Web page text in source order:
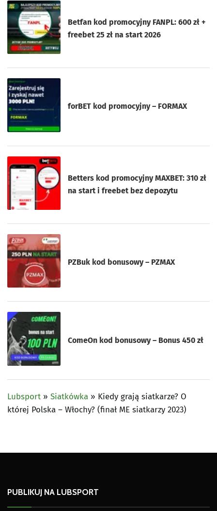
Betfan kod promocyjny FANPL: 600 zł +
freebet 25 zł na start 2026
forBET kod promocyjny – FORMAX
Betters kod promocyjny MAXBET: 310 zł
na start i freebet bez depozytu
PZBuk kod bonusowy – PZMAX
ComeOn kod bonusowy – Bonus 450 zł
Lubsport » Siatkówka » Kiedy grają siatkarze? O
której Polska – Włochy? (finał ME siatkarzy 2023)
PUBLIKUJ NA LUBSPORT